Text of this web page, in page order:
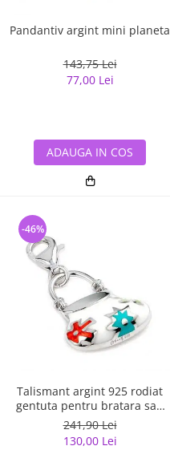
Pandantiv argint mini planeta
143,75 Lei
77,00 Lei
ADAUGA IN COS
Talismant argint 925 rodiat
gentuta pentru bratara sau
lant
241,90 Lei
130,00 Lei
-46%